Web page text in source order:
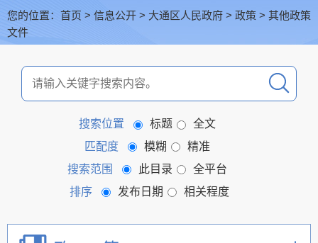
您的位置： 首页 > 信息公开 > 大通区人民政府 > 政策 > 其他政策
文件
搜索位置 标题
全文
匹配度
模糊
精准
搜索范围
此目录
全平台
排序
发布日期 相关程度